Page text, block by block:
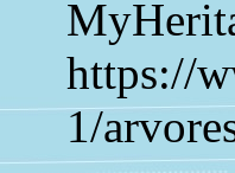
https://
1/